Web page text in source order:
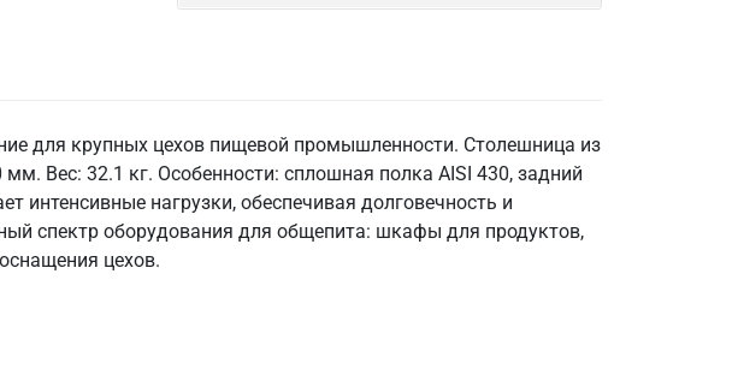
для крупных цехов пищевой промышленности. Столешница из
Вес: 32.1 кг. Особенности: сплошная полка AISI 430, задний
интенсивные нагрузки, обеспечивая долговечность и
спектр оборудования для общепита: шкафы для продуктов,
цехов.